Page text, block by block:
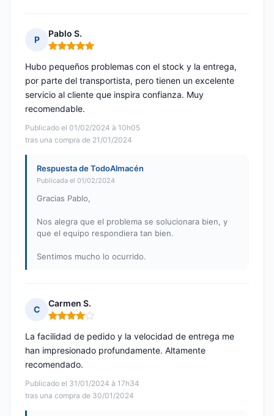
P
Pablo S.
Nota: 5 de 5
Publicado el 01/02/2024 à 10h05
tras una compra de 21/01/2024
Hubo pequeños problemas con el stock y la entrega,
por parte del transportista, pero tienen un excelente
servicio al cliente que inspira confianza. Muy
recomendable.
Respuesta de TodoAlmacén
Publicada el 01/02/2024
Gracias Pablo,
Nos alegra que el problema se solucionara bien, y
que el equipo respondiera tan bien.
Sentimos mucho lo ocurrido.
C
Carmen S.
Nota: 4 de 5
Publicado el 31/01/2024 à 17h34
tras una compra de 30/01/2024
La facilidad de pedido y la velocidad de entrega me
han impresionado profundamente. Altamente
recomendado.